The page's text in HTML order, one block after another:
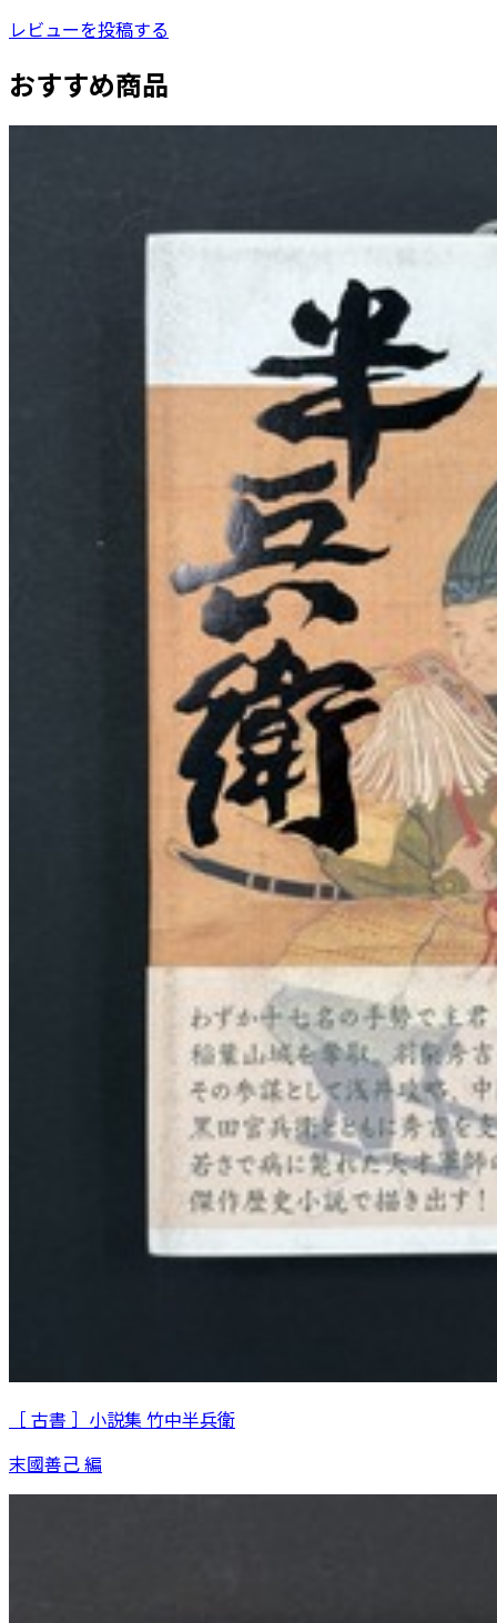
レビューを投稿する
おすすめ商品
［ 古書 ］小説集 竹中半兵衛
末國善己 編